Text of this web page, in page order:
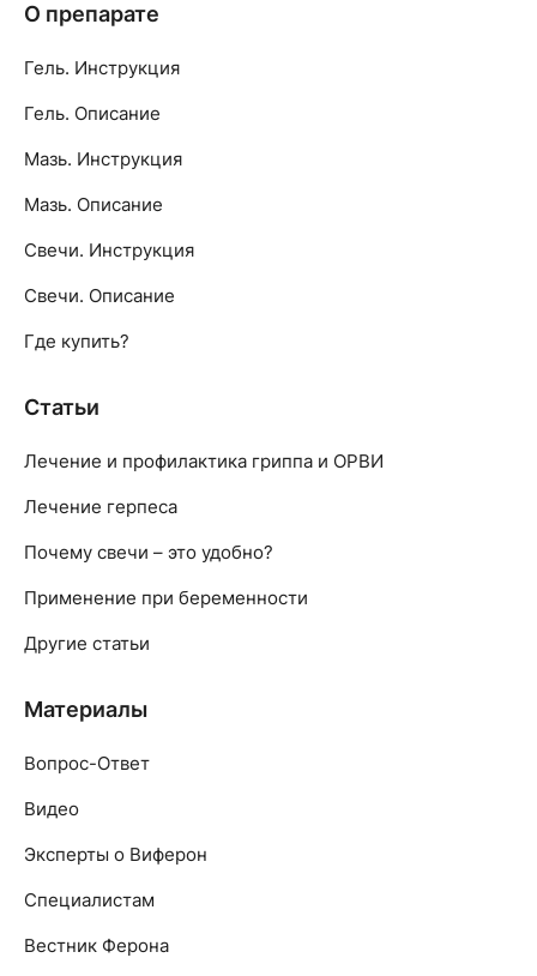
О препарате
Гель. Инструкция
Гель. Описание
Мазь. Инструкция
Мазь. Описание
Свечи. Инструкция
Свечи. Описание
Где купить?
Статьи
Лечение и профилактика гриппа и ОРВИ
Лечение герпеса
Почему свечи – это удобно?
Применение при беременности
Другие статьи
Материалы
Вопрос-Ответ
Видео
Эксперты о Виферон
Специалистам
Вестник Ферона